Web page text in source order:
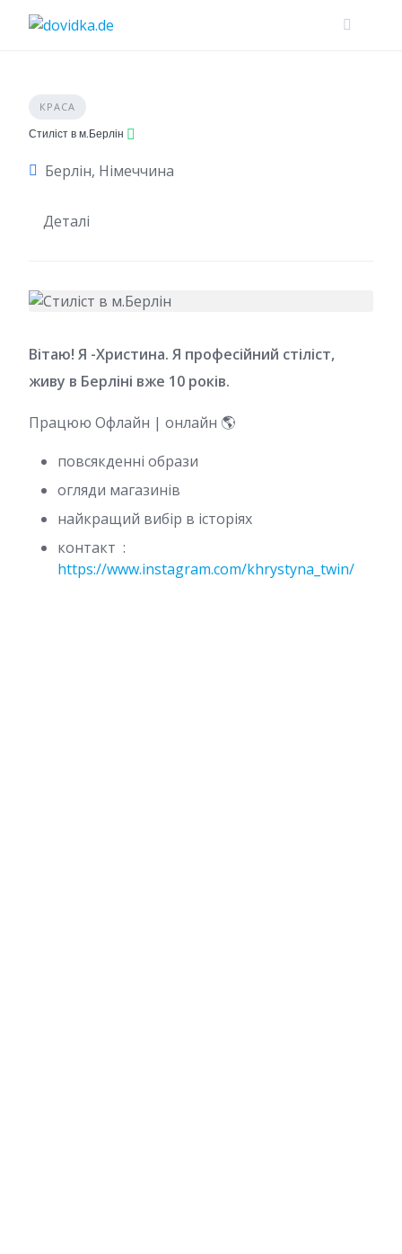
КРАСА
Стиліст в м.Берлін
Берлін, Німеччина
Деталі
Вітаю! Я -Христина. Я професійний стіліст,
живу в Берліні вже 10 років.
Працюю Офлайн | онлайн 🌎
повсякденні образи
огляди магазинів
найкращий вибір в історіях
контакт :
https://www.instagram.com/khrystyna_twin/